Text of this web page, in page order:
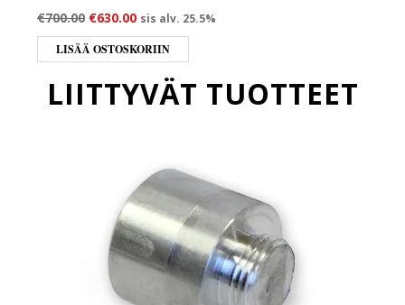
€700.00 Alkuperäinen hinta oli: €700.00.
€630.00Nykyinen hinta on: €630.00.
sis alv. 25.5%
LISÄÄ OSTOSKORIIN
LIITTYVÄT TUOTTEET